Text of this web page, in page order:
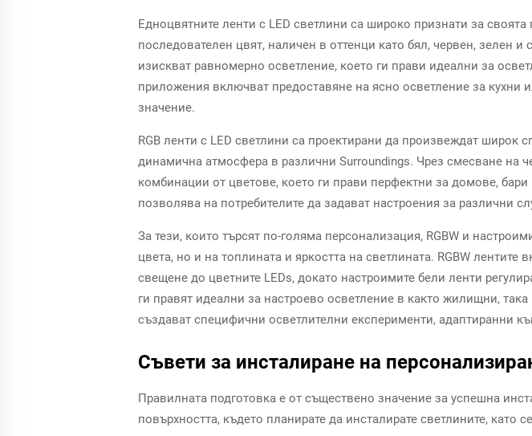
Едноцвятните ленти с LED светлини са широко признати за
последователен цвят, наличен в оттенци като бял, червен, зелен
изискват равномерно осветление, което ги прави идеални за
приложения включват предоставяне на ясно осветление за
значение.
RGB ленти с LED светлини са проектирани да произвеждат широк
динамична атмосфера в различни Surroundings. Чрез смесване на
комбинации от цветове, което ги прави перфектни за домове,
позволява на потребителите да задават настроения за различни
За тези, които търсят по-голяма персонализация, RGBW и
цвета, но и на топлината и яркостта на светлината. RGBW
свещене до цветните LEDs, докато настроимите бели ленти
ги правят идеални за настроево осветление в както жилищни,
създават специфични осветлителни експерименти, адаптиранни
Съвети за инсталиране на
Правилната подготовка е от съществено значение за успешна
повърхността, където планирате да инсталирате светлините, като